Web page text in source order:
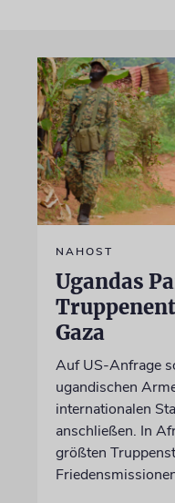
NAHOST
Ugandas
Gaza
Auf US-Anfrage
ugandischen
internationalen
anschließen. In
größten